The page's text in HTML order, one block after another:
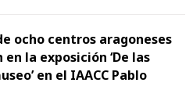
ocho centros aragoneses
la exposición ‘De las
en el IAACC Pablo